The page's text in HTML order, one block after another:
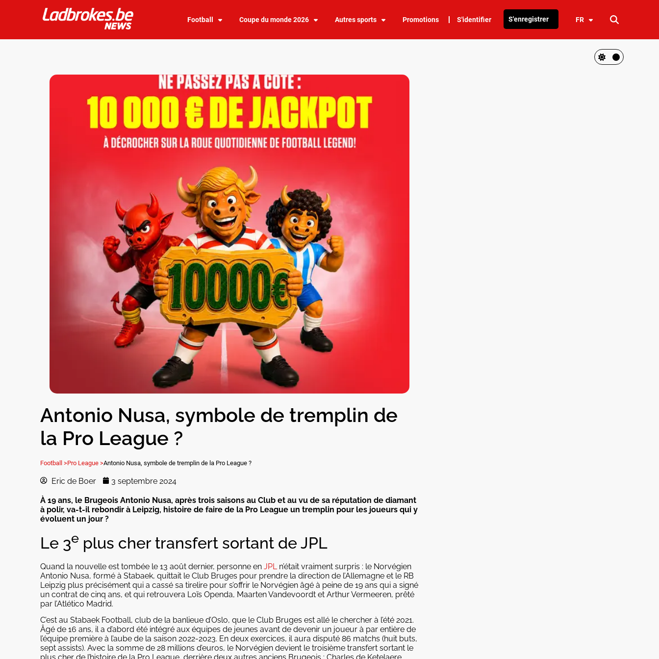
Football Coupe du monde 2026 Autres sports Promotions S'identifier S'enregistrer FR
Antonio Nusa, symbole de tremplin de
la Pro League ?
Football >Pro League >Antonio Nusa, symbole de tremplin de la Pro League ?
Eric de Boer 3 septembre 2024
À 19 ans, le Brugeois Antonio Nusa, après trois saisons au Club et au vu de sa réputation de diamant
à polir, va-t-il rebondir à Leipzig, histoire de faire de la Pro League un tremplin pour les joueurs qui y
évoluent un jour ?
Le 3e plus cher transfert sortant de JPL
Quand la nouvelle est tombée le 13 août dernier, personne en JPLn’était vraiment surpris : le Norvégien
Antonio Nusa, formé à Stabaek, quittait le Club Bruges pour prendre la direction de l’Allemagne et le RB
Leipzig plus précisément qui a cassé sa tirelire pour s’offrir le Norvégien âgé à peine de 19 ans qui a signé
un contrat de cinq ans, et qui retrouvera Loïs Openda, Maarten Vandevoordt et Arthur Vermeeren, prêté
par l’Atlético Madrid.
C’est au Stabaek Football, club de la banlieue d’Oslo, que le Club Bruges est allé le chercher à l’été 2021.
Âgé de 16 ans, il a d’abord été intégré aux équipes de jeunes avant de devenir un joueur à par entière de
l’équipe première à l’aube de la saison 2022-2023. En deux exercices, il aura disputé 86 matchs (huit buts,
sept assists). Avec la somme de 28 millions d’euros, le Norvégien devient le troisième transfert sortant le